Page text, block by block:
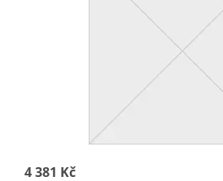
4 381 Kč